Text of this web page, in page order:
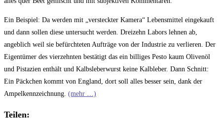
Ein Beispiel: Da werden mit „versteckter Kamera“ Lebensmittel eingekauft
und dann sollen diese untersucht werden. Dreizehn Labors lehnen ab,
angeblich weil sie befürchteten Aufträge von der Industrie zu verlieren. Der
Eigentümer des vierzehnten bestätigt das ein billiges Pesto kaum Olivenöl
und Pistazien enthält und Kalbsleberwurst keine Kalbleber. Dann Schnitt:
Ein Päckchen kommt von England, dort soll alles besser sein, dank der
Ampelkennzeichnung. (mehr …)
Teilen: